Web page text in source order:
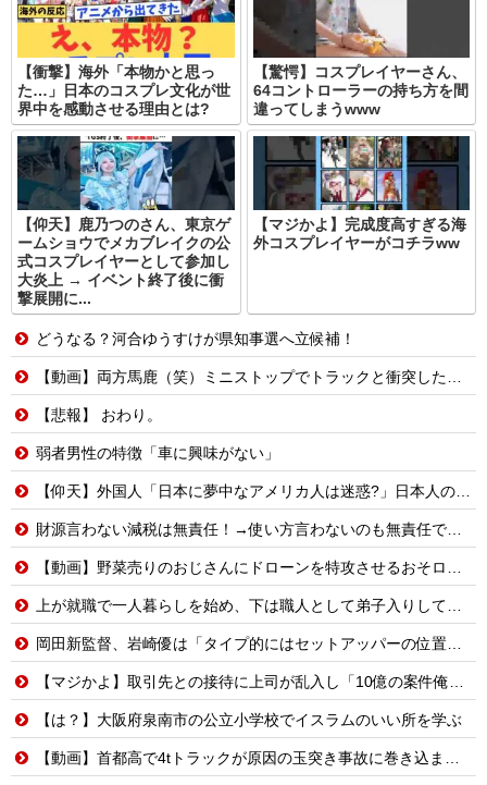
【衝撃】海外「本物かと思っ
た…」日本のコスプレ文化が世
界中を感動させる理由とは?
【驚愕】コスプレイヤーさん、
64コントローラーの持ち方を間
違ってしまうwww
【仰天】鹿乃つのさん、東京ゲ
ームショウでメカブレイクの公
式コスプレイヤーとして参加し
大炎上 → イベント終了後に衝
撃展開に...
【マジかよ】完成度高すぎる海
外コスプレイヤーがコチラww
どうなる？河合ゆうすけが県知事選へ立候補！
【動画】両方馬鹿（笑）ミニストップでトラックと衝突したドラレコが（ノ∇`）
【悲報】 おわり。
弱者男性の特徴「車に興味がない」
【仰天】外国人「日本に夢中なアメリカ人は迷惑?」日本人の回答が的確すぎた
財源言わない減税は無責任！→使い方言わないのも無責任では？
【動画】野菜売りのおじさんにドローンを特攻させるおそロシア。
上が就職で一人暮らしを始め、下は職人として弟子入りして独り立ち。子供がいなくなった後、広い家に二人きりで全く会話なし。私（このまま夫婦を続けていく意味があるんだろうか？）
岡田新監督、岩崎優は「タイプ的にはセットアッパーの位置が一番合うてる」←おーん
【マジかよ】取引先との接待に上司が乱入し「10億の案件俺がもらったw残念だったな負け犬w」→取引先社長「誰だね君は…」既に契約成立していて…
【は？】大阪府泉南市の公立小学校でイスラムのいい所を学ぶ
【動画】首都高で4tトラックが原因の玉突き事故に巻き込まれた軽バンの車載。